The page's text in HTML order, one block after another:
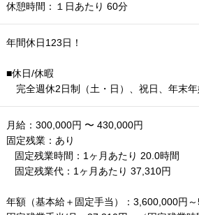
休憩時間：１日あたり 60分
年間休日123日！
■休日/休暇
完全週休2日制（土・日）、祝日、年末
月給：300,000円 〜 430,000円
固定残業：あり
固定残業時間：1ヶ月あたり 20.0時間
固定残業代：1ヶ月あたり 37,310円
年額（基本給＋固定手当）：3,600,000円